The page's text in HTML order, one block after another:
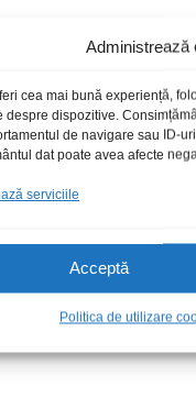
Administrează
cea mai bună experiență,
despre dispozitive.
de navigare sau ID-
dat poate avea afecte
serviciile
Acceptă
Politica de utilizare